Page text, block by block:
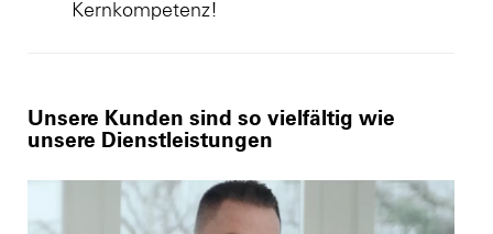
Kernkompetenz!
Unsere Kunden sind so vielfältig wie
unsere Dienstleistungen